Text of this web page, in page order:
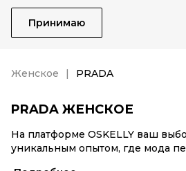
Принимаю
Женское PRADA
PRADA ЖЕНСКОЕ
На платформе OSKELLY ваш
уникальным опытом, где мода